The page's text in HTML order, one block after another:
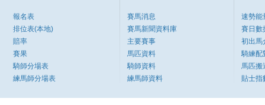
報名表
排位表(本地)
賠率
賽果
騎師分場表
練馬師分場表
賽馬消息
賽馬新聞資料庫
主要賽事
馬匹資料
騎師資料
練馬師資料
速勢能
賽日數
初出馬
騎練配
馬匹搬
貼士指